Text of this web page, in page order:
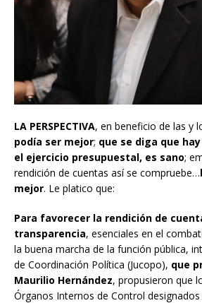
LA PERSPECTIVA, en beneficio de las y
podía ser mejor; que se diga que
el ejercicio presupuestal, es sano;
rendición de cuentas así se compruebe…
mejor. Le platico que:
Para favorecer la rendición de
transparencia, esenciales en el
la buena marcha de la función pública,
de Coordinación Política (Jucopo), que
Maurilio Hernández, propusieron que
Órganos Internos de Control designados